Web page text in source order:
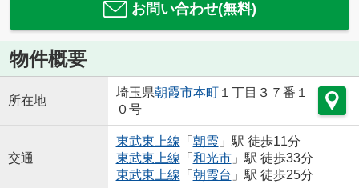
お問い合わせ(無料)
物件概要
所在地
埼玉県朝霞市本町１丁目３７番１
０号
交通
東武東上線 「 朝霞 」駅 徒歩11分
東武東上線 「 和光市」駅 徒歩33分
東武東上線 「 朝霞台 」駅 徒歩25分